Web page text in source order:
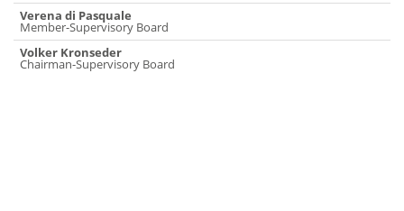
Verena di Pasquale
Member-Supervisory Board
Volker Kronseder
Chairman-Supervisory Board